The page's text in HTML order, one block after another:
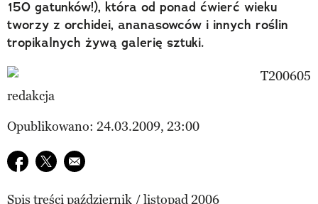
150 gatunków!), która od ponad ćwierć wieku
tworzy z orchidei, ananasowców i innych roślin
tropikalnych żywą galerię sztuki.
redakcja
Opublikowano: 24.03.2009, 23:00
Udostępnij na facebook
Udostępnij na twitter
E-mail do przyjaciela
Spis treści październik / listopad 2006